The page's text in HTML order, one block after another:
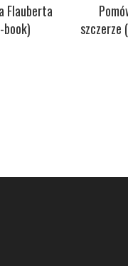
Flauberta
book)
szczerze